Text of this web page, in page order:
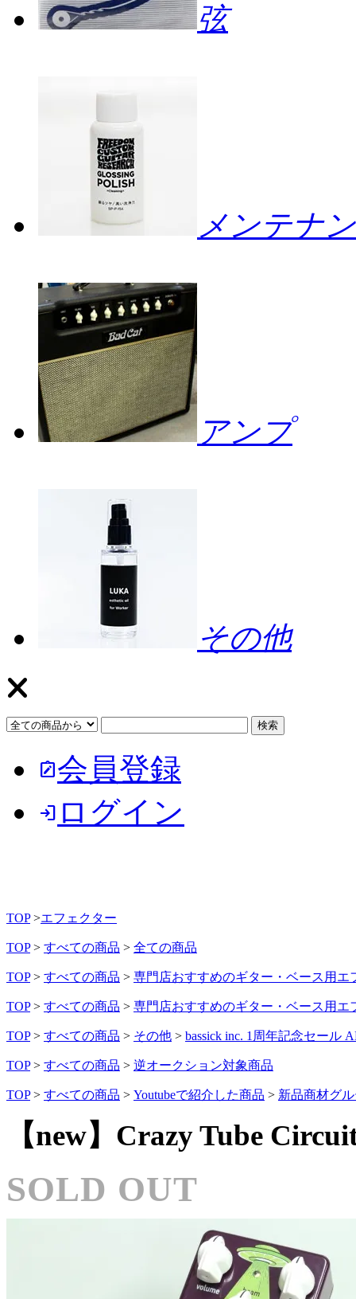
弦
メンテナ
アンプ
その他
note_alt会員登録
login ログイン
TOP >エフェクター
TOP > すべての商品 > 全ての商品
TOP > すべての商品 > 専門店おすすめのギター・ベース用エ
TOP > すべての商品 > 専門店おすすめのギター・ベース用エ
TOP > すべての商品 > その他 > bassick inc. 1周年記念セール
TOP > すべての商品 > 逆オークション対象商品
TOP > すべての商品 > Youtubeで紹介した商品 > 新品商材グ
【new】Crazy Tube
SOLD OUT